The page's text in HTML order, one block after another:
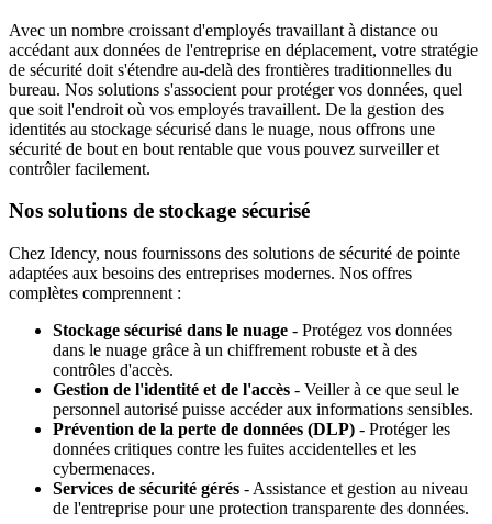
Avec un nombre croissant d'employés travaillant à distance ou
accédant aux données de l'entreprise en déplacement, votre stratégie
de sécurité doit s'étendre au-delà des frontières traditionnelles du
bureau. Nos solutions s'associent pour protéger vos données, quel
que soit l'endroit où vos employés travaillent. De la gestion des
identités au stockage sécurisé dans le nuage, nous offrons une
sécurité de bout en bout rentable que vous pouvez surveiller et
contrôler facilement.
Nos solutions de stockage sécurisé
Chez Idency, nous fournissons des solutions de sécurité de pointe
adaptées aux besoins des entreprises modernes. Nos offres
complètes comprennent :
Stockage sécurisé dans le nuage - Protégez vos données
dans le nuage grâce à un chiffrement robuste et à des
contrôles d'accès.
Gestion de l'identité et de l'accès - Veiller à ce que seul le
personnel autorisé puisse accéder aux informations sensibles.
Prévention de la perte de données (DLP) - Protéger les
données critiques contre les fuites accidentelles et les
cybermenaces.
Services de sécurité gérés - Assistance et gestion au niveau
de l'entreprise pour une protection transparente des données.